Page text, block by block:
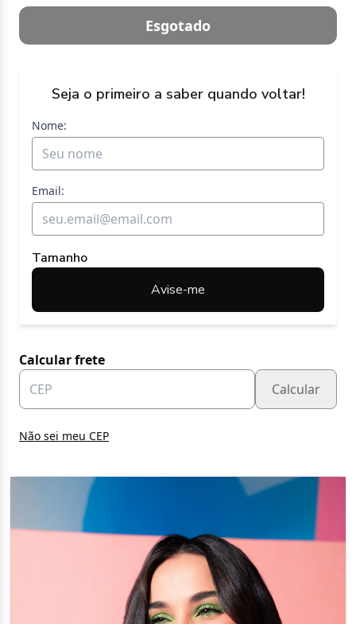
Esgotado
Seja o primeiro a saber quando voltar!
Nome:
Email:
Tamanho
Avise-me
Calcular frete
Calcular
Não sei meu CEP